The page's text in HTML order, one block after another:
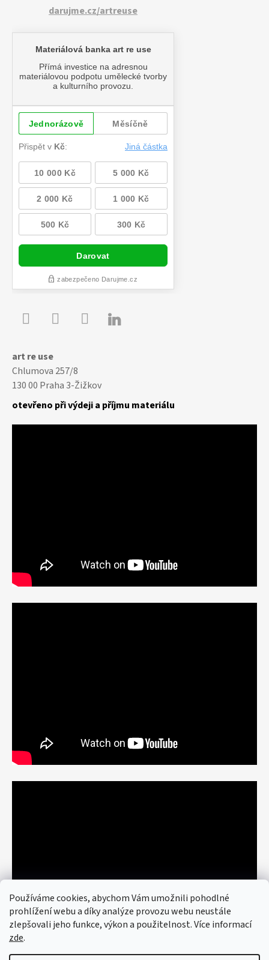
Používáme cookies, abychom Vám umožnili pohodlné
prohlížení webu a díky analýze provozu webu neustále
zlepšovali jeho funkce, výkon a použitelnost. Více informací
zde.
darujme.cz/artreuse

art re use
Chlumova 257/8
130 00 Praha 3-Žižkov
otevřeno při výdeji a příjmu materiálu